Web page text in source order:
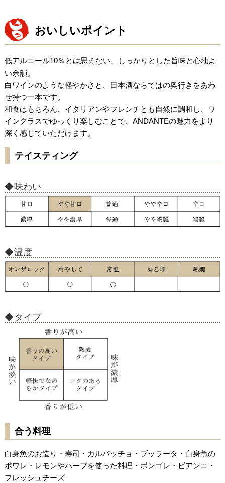
おいしいポイント
低アルコール10％とは思えない、しっかりとした旨味と心地よ
い余韻。
白ワインのような軽やかさと、日本酒ならではの奥行きをあわ
せ持つ一本です。
和食はもちろん、イタリアンやフレンチとも自然に調和し、ワ
イングラスでゆっくり楽しむことで、ANDANTEの魅力をより
深く感じていただけます。
テイスティング
味わい
温度
タイプ
合う料理
白身魚のお造り・寿司・カルパッチョ・ブッラータ・白身魚の
ポワレ・レモンやハーブを使った料理・ボンゴレ・ビアンコ・
フレッシュチーズ